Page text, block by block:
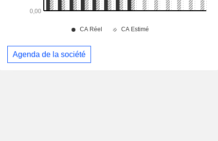
Agenda de la société